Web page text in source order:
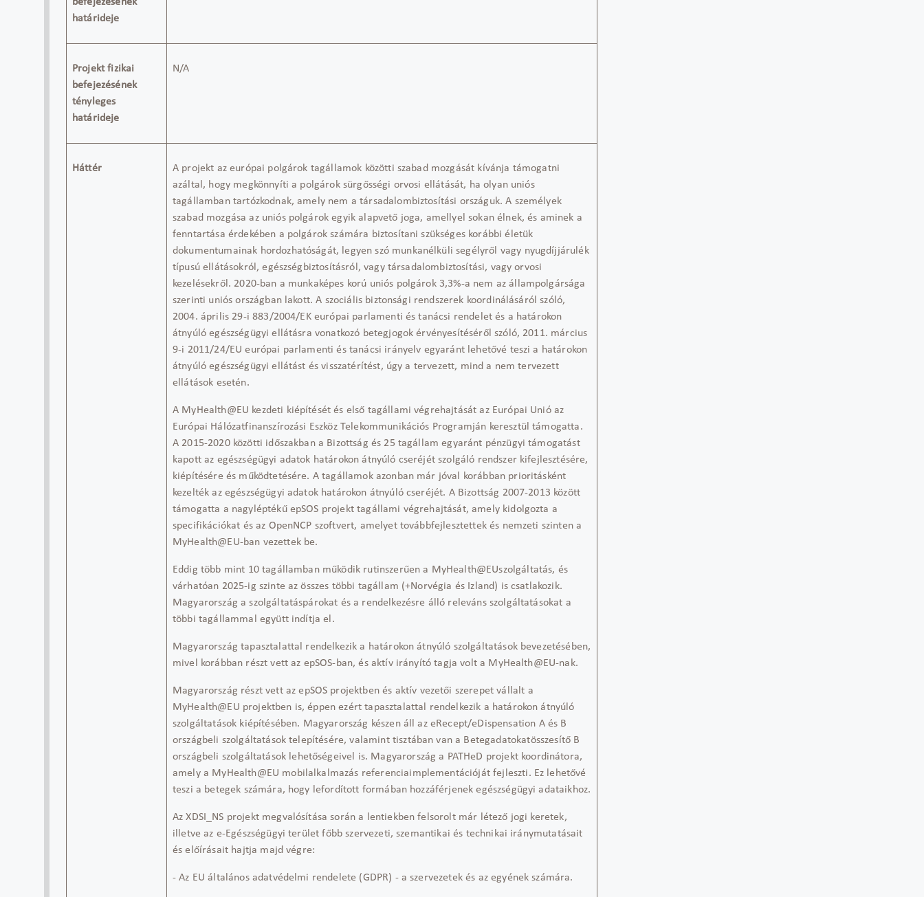
határideje
Projekt fizikai
befejezésének
tényleges
határideje
N/A
Háttér
A projekt az európai polgárok tagállamok közötti szabad mozgását kívánja támogatni
azáltal, hogy megkönnyíti a polgárok sürgősségi orvosi ellátását, ha olyan uniós
tagállamban tartózkodnak, amely nem a társadalombiztosítási országuk. A személyek
szabad mozgása az uniós polgárok egyik alapvető joga, amellyel sokan élnek, és aminek a
fenntartása érdekében a polgárok számára biztosítani szükséges korábbi életük
dokumentumainak hordozhatóságát, legyen szó munkanélküli segélyről vagy nyugdíjjárulék
típusú ellátásokról, egészségbiztosításról, vagy társadalombiztosítási, vagy orvosi
kezelésekről. 2020-ban a munkaképes korú uniós polgárok 3,3%-a nem az állampolgársága
szerinti uniós országban lakott. A szociális biztonsági rendszerek koordinálásáról szóló,
2004. április 29-i 883/2004/EK európai parlamenti és tanácsi rendelet és a határokon
átnyúló egészségügyi ellátásra vonatkozó betegjogok érvényesítéséről szóló, 2011. március
9-i 2011/24/EU európai parlamenti és tanácsi irányelv egyaránt lehetővé teszi a határokon
átnyúló egészségügyi ellátást és visszatérítést, úgy a tervezett, mind a nem tervezett
ellátások esetén.
A MyHealth@EU kezdeti kiépítését és első tagállami végrehajtását az Európai Unió az
Európai Hálózatfinanszírozási Eszköz Telekommunikációs Programján keresztül támogatta.
A 2015-2020 közötti időszakban a Bizottság és 25 tagállam egyaránt pénzügyi támogatást
kapott az egészségügyi adatok határokon átnyúló cseréjét szolgáló rendszer kifejlesztésére,
kiépítésére és működtetésére. A tagállamok azonban már jóval korábban prioritásként
kezelték az egészségügyi adatok határokon átnyúló cseréjét. A Bizottság 2007-2013 között
támogatta a nagyléptékű epSOS projekt tagállami végrehajtását, amely kidolgozta a
specifikációkat és az OpenNCP szoftvert, amelyet továbbfejlesztettek és nemzeti szinten a
MyHealth@EU-ban vezettek be.
Eddig több mint 10 tagállamban működik rutinszerűen a MyHealth@EUszolgáltatás, és
várhatóan 2025-ig szinte az összes többi tagállam (+Norvégia és Izland) is csatlakozik.
Magyarország a szolgáltatáspárokat és a rendelkezésre álló releváns szolgáltatásokat a
többi tagállammal együtt indítja el.
Magyarország tapasztalattal rendelkezik a határokon átnyúló szolgáltatások bevezetésében,
mivel korábban részt vett az epSOS-ban, és aktív irányító tagja volt a MyHealth@EU-nak.
Magyarország részt vett azepSOS projektben és aktív vezetői szerepet vállalt a
MyHealth@EU projektben is, éppen ezért tapasztalattal rendelkezik a határokon átnyúló
szolgáltatások kiépítésében. Magyarország készen áll az eRecept/eDispensation A és B
országbeli szolgáltatások telepítésére, valamint tisztában vana Betegadatokatösszesítő B
országbeli szolgáltatások lehetőségeivel is. Magyarország a PATHeD projekt koordinátora,
amely a MyHealth@EU mobilalkalmazás referenciaimplementációját fejleszti. Ez lehetővé
teszi a betegek számára, hogy lefordított formában hozzáférjenek egészségügyi adataikhoz.
Az XDSI_NS projekt megvalósítása során a lentiekben felsorolt már létező jogi keretek,
illetve az e-Egészségügyi terület főbb szervezeti, szemantikai és technikai iránymutatásait
és előírásait hajtja majd végre:
- Az EU általános adatvédelmi rendelete (GDPR) - a szervezetek és az egyének számára.